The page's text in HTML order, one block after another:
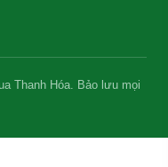
Thanh Hóa. Bảo lưu mọi